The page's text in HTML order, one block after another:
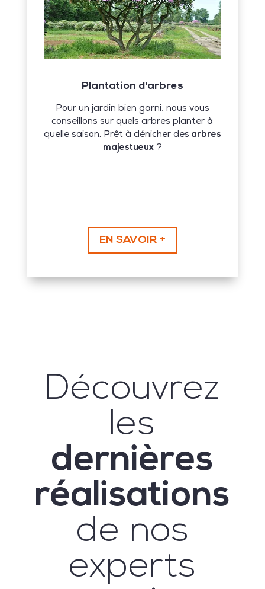
Plantation d'arbres
Pour un jardin bien garni, nous vous
conseillons sur quels arbres planter à
quelle saison. Prêt à dénicher des arbres
majestueux?
EN SAVOIR +
Découvrez
les
dernières
réalisations
de nos
experts